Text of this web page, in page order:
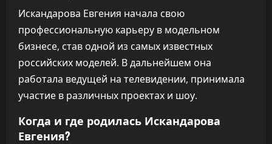
Искандарова Евгения начала свою
профессиональную карьеру в модельном
бизнесе, став одной из самых известных
российских моделей. В дальнейшем она
работала ведущей на телевидении, принимала
участие в различных проектах и шоу.
Когда и где родилась Искандарова
Евгения?